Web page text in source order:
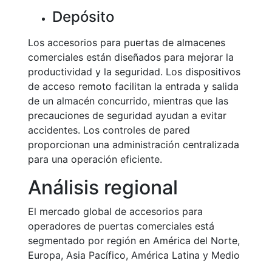
Depósito
Los accesorios para puertas de almacenes
comerciales están diseñados para mejorar la
productividad y la seguridad. Los dispositivos
de acceso remoto facilitan la entrada y salida
de un almacén concurrido, mientras que las
precauciones de seguridad ayudan a evitar
accidentes. Los controles de pared
proporcionan una administración centralizada
para una operación eficiente.
Análisis regional
El mercado global de accesorios para
operadores de puertas comerciales está
segmentado por región en América del Norte,
Europa, Asia Pacífico, América Latina y Medio